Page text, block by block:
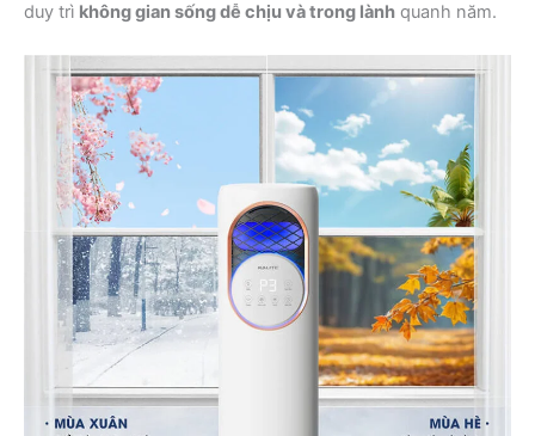
duy trì không gian sống dễ chịu và trong lành quanh năm.